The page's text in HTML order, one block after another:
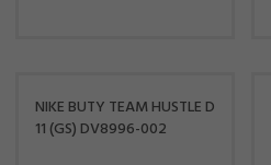
NIKE BUTY TEAM HUSTLE D
11 (GS) DV8996-002